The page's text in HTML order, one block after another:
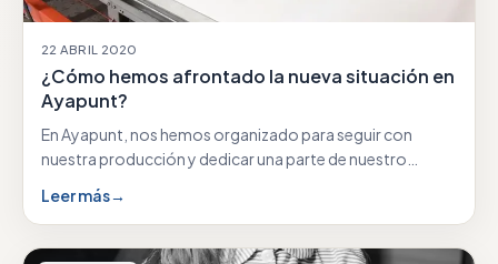
22 ABRIL 2020
¿Cómo hemos afrontado la nueva situación en
Ayapunt?
En Ayapunt, nos hemos organizado para seguir con
nuestra producción y dedicar una parte de nuestro…
Leer más→